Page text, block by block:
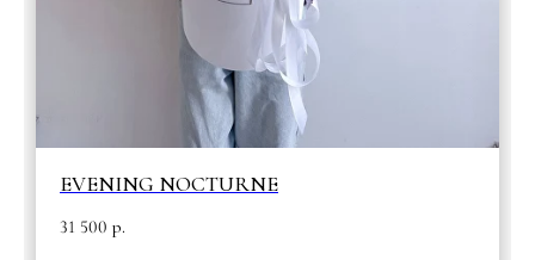
EVENING NOCTURNE
31 500 р.